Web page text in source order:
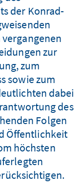
der Konrad-
zur
zum
sowie zum
dabei
des
Folgen
Öffentlichkeit
höchsten